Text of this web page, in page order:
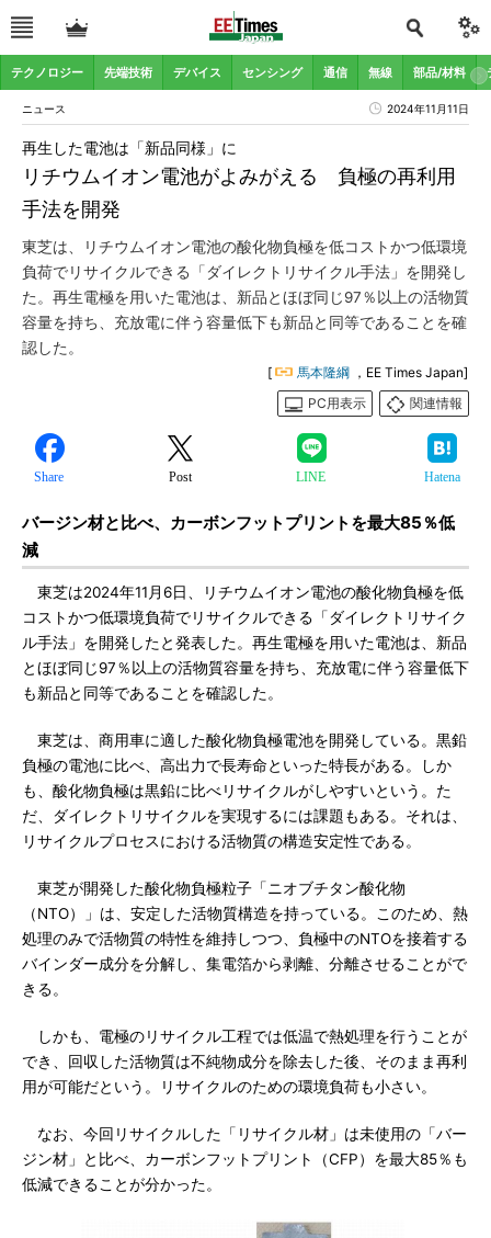
テクノロジー 先端技術 デバイス センシング 通信 無線 部品/材料
ニュース 2024年11月11日
リチウムイオン電池がよみがえる 負極の再利用
手法を開発
再生した電池は「新品同様」に
東芝は、リチウムイオン電池の酸化物負極を低コストかつ低環境
負荷でリサイクルできる「ダイレクトリサイクル手法」を開発し
た。再生電極を用いた電池は、新品とほぼ同じ97％以上の活物質
容量を持ち、充放電に伴う容量低下も新品と同等であることを確
認した。
[ 馬本隆綱 ，EE Times Japan]
PC用表示
関連情報
Share Post LINE Hatena
バージン材と比べ、カーボンフットプリントを最大85％低
減
東芝は2024年11月6日、リチウムイオン電池の酸化物負極を低
コストかつ低環境負荷でリサイクルできる「ダイレクトリサイク
ル手法」を開発したと発表した。再生電極を用いた電池は、新品
とほぼ同じ97％以上の活物質容量を持ち、充放電に伴う容量低下
も新品と同等であることを確認した。
東芝は、商用車に適した酸化物負極電池を開発している。黒鉛
負極の電池に比べ、高出力で長寿命といった特長がある。しか
も、酸化物負極は黒鉛に比べリサイクルがしやすいという。た
だ、ダイレクトリサイクルを実現するには課題もある。それは、
リサイクルプロセスにおける活物質の構造安定性である。
東芝が開発した酸化物負極粒子「ニオブチタン酸化物
（NTO）」は、安定した活物質構造を持っている。このため、熱
処理のみで活物質の特性を維持しつつ、負極中のNTOを接着する
バインダー成分を分解し、集電箔から剥離、分離させることがで
きる。
しかも、電極のリサイクル工程では低温で熱処理を行うことが
でき、回収した活物質は不純物成分を除去した後、そのまま再利
用が可能だという。リサイクルのための環境負荷も小さい。
なお、今回リサイクルした「リサイクル材」は未使用の「バー
ジン材」と比べ、カーボンフットプリント（CFP）を最大85％も
低減できることが分かった。